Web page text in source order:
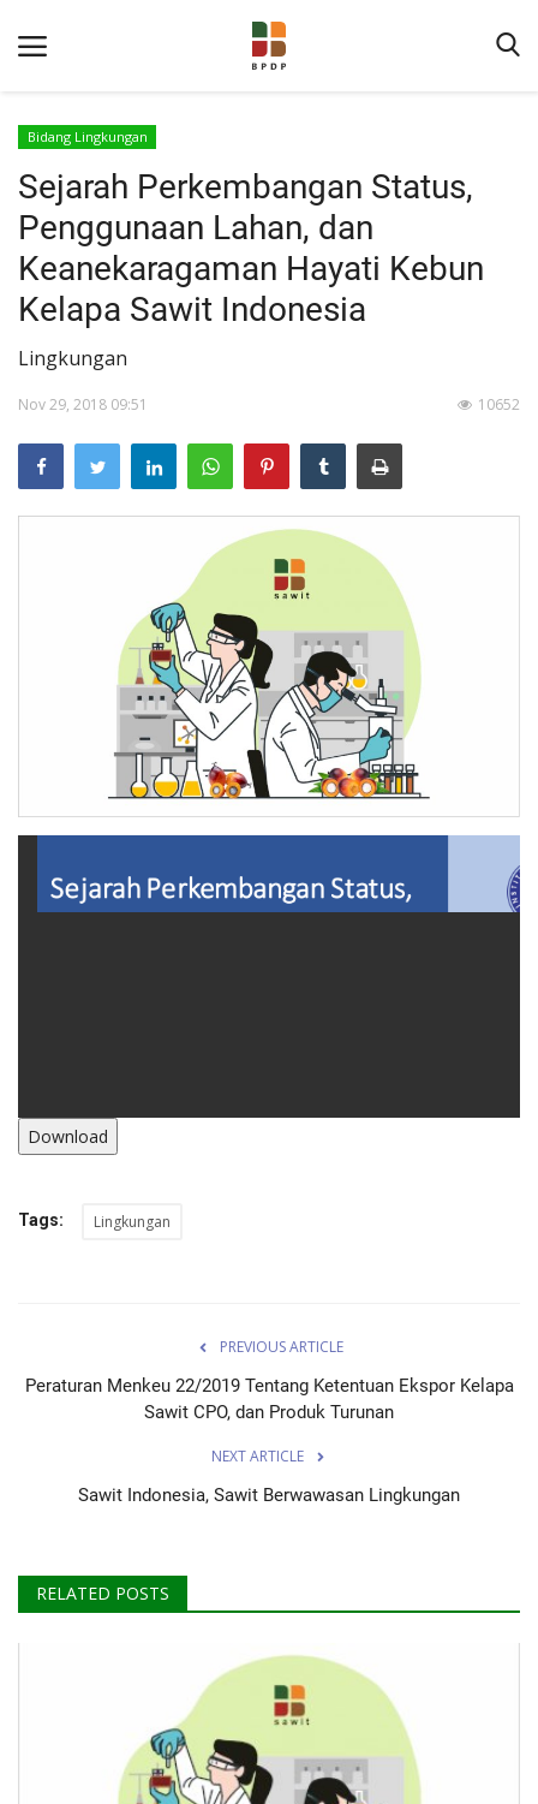
Program Layanan
Hubungi Kami
Indonesia
Bidang Lingkungan
Sejarah Perkembangan Status,
Penggunaan Lahan, dan
Keanekaragaman Hayati Kebun
Kelapa Sawit Indonesia
Lingkungan
Nov 29, 2018 09:51 10652
Download
Tags: Lingkungan
PREVIOUS ARTICLE
Peraturan Menkeu 22/2019 Tentang Ketentuan Ekspor Kelapa
Sawit CPO, dan Produk Turunan
NEXT ARTICLE
Sawit Indonesia, Sawit Berwawasan Lingkungan
RELATED POSTS